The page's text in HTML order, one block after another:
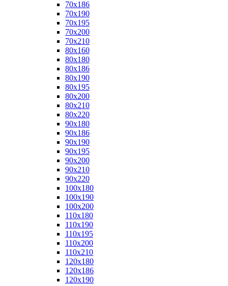
70x186
70x190
70x195
70x200
70x210
80x160
80x180
80x186
80x190
80x195
80x200
80x210
80x220
90x180
90x186
90x190
90x195
90x200
90x210
90x220
100x180
100x190
100x200
110x180
110x190
110x195
110x200
110x210
120x180
120x186
120x190